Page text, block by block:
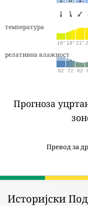
температура
16° 18° 21°
релативна влажност
82 72 62
Прогноза
Превод за
Историјски